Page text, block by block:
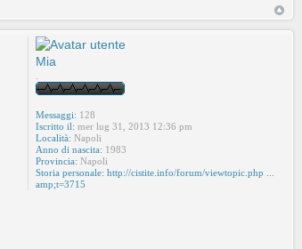
Mia
Messaggi: 128
Iscritto il: mer lug 31, 2013 12:36 pm
Località: Napoli
Anno di nascita: 1983
Provincia: Napoli
Storia personale: http://cistite.info/forum/viewtopic.php ...
amp;t=3715